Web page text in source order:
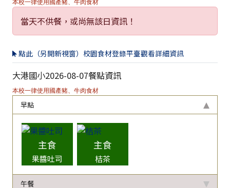
本校一律使用國產豬、牛肉食材
當天不供餐，或尚無該日資訊！
點此（另開新視窗）校園食材登錄平臺觀看詳細資訊
大港國小2026-08-07餐點資訊
本校一律使用國產豬、牛肉食材
早點
主食
果醬吐司
主食
桔茶
午餐